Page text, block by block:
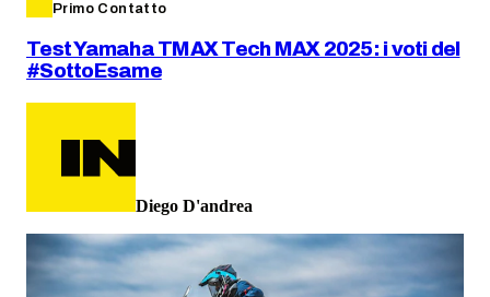
Primo Contatto
Test Yamaha TMAX Tech MAX 2025: i voti del
#SottoEsame
Diego D'andrea